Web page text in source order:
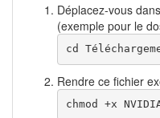
Déplacez-vous
(exemple pour le
cd
Rendre ce fichier
chmod +x